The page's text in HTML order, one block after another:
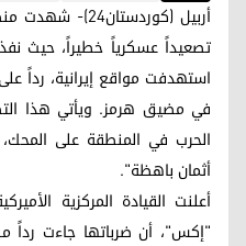
أربيل
تصعيداً عسكرياً خطيراً، حيث
استهدفت مواقع إيرانية، رداً
في مضيق هرمز. ويأتي هذا
الحرب في المنطقة على
أثمان باهظة".
أعلنت القيادة المركزية
"إكس"، أن ضرباتها جاءت رداً